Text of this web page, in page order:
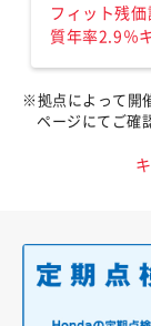
フィット残
質年率2.9％
※拠点によって開
ページにてご確